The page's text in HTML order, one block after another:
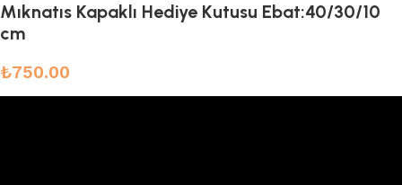
Mıknatıs Kapaklı Hediye Kutusu Ebat:40/30/10
cm
₺750.00